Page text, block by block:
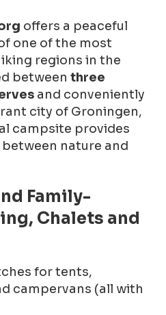
offers a peaceful
one of the most
regions in the
betweenthree
and conveniently
city of Groningen,
campsite provides
nature and
Family-
Chalets and
for tents,
campervans (all with